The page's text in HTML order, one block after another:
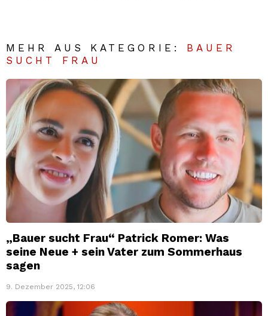
MEHR AUS KATEGORIE: BAUER
SUCHT FRAU
„Bauer sucht Frau“ Patrick Romer: Was
seine Neue + sein Vater zum Sommerhaus
sagen
9. Dezember 2025, 12:06